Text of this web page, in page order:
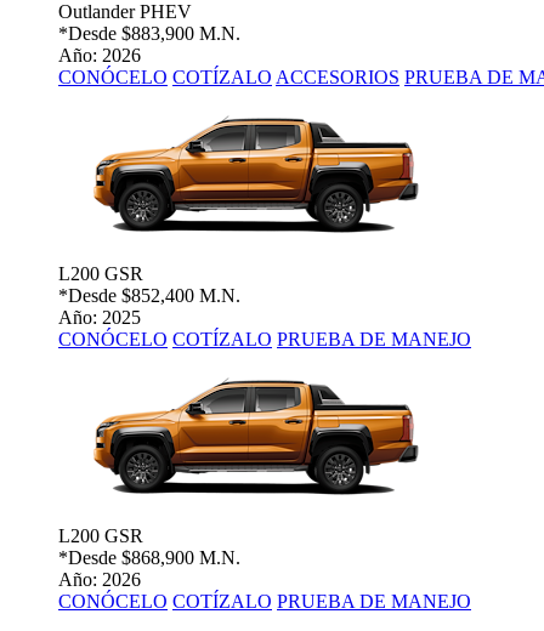
Outlander PHEV
*Desde $883,900 M.N.
Año: 2026
CONÓCELO COTÍZALO ACCESORIOS PRUEBA DE
L200 GSR
*Desde $852,400 M.N.
Año: 2025
CONÓCELO COTÍZALO PRUEBA DE MANEJO
L200 GSR
*Desde $868,900 M.N.
Año: 2026
CONÓCELO COTÍZALO PRUEBA DE MANEJO